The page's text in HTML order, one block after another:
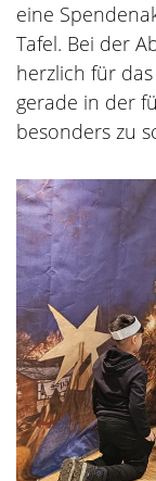
eine
Tafel. Bei der
herzlich für
gerade in der
besonders zu